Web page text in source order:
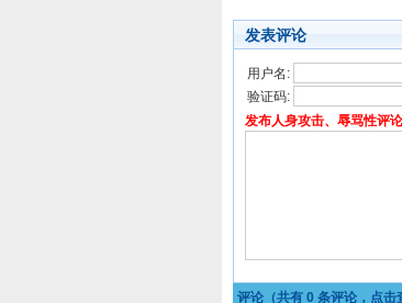
发表评论
用户名:
验证码:
发布人身攻击、辱骂性评
评论（共有 0 条评论，点击